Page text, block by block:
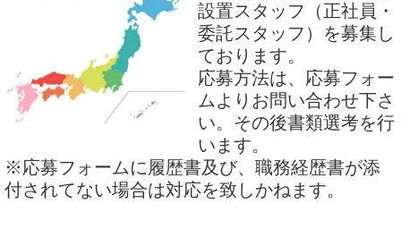
設置スタッフ（正社員・
委託スタッフ）を募集し
ております。
応募方法は、応募フォー
ムよりお問い合わせ下さ
い。その後書類選考を行
います。
※応募フォームに履歴書及び、職務経歴書が添
付されてない場合は対応を致しかねます。